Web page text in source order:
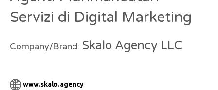
Servizi di Digital Marketing
Company/Brand: Skalo Agency LLC
www.skalo.agency